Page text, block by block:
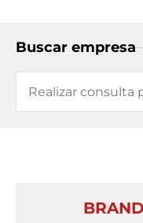
Buscar empresa